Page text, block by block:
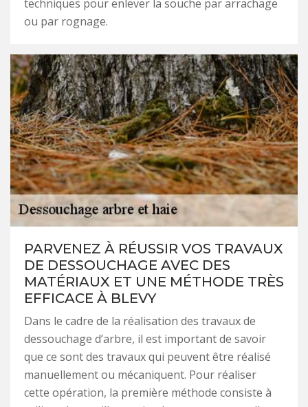
techniques pour enlever la souche par arrachage
ou par rognage.
PARVENEZ À RÉUSSIR VOS TRAVAUX
DE DESSOUCHAGE AVEC DES
MATÉRIAUX ET UNE MÉTHODE TRÈS
EFFICACE À BLEVY
Dans le cadre de la réalisation des travaux de
dessouchage d’arbre, il est important de savoir
que ce sont des travaux qui peuvent être réalisé
manuellement ou mécaniquent. Pour réaliser
cette opération, la première méthode consiste à